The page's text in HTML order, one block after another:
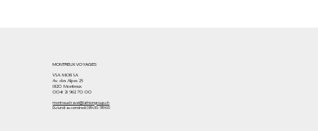
MONTREUX VOYAGES
VSA MOB SA
Av. des Alpes 25
1820 Montreux
0041 21 962 70 00
montreux.travel@lathiongroup.ch
Du lundi au vendredi 08h30-18h00